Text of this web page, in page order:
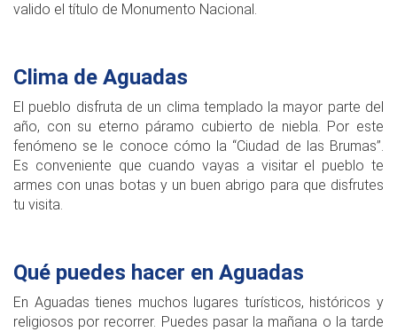
valido el título de Monumento Nacional.
Clima de Aguadas
El pueblo disfruta de un clima templado la mayor parte del
año, con su eterno páramo cubierto de niebla. Por este
fenómeno se le conoce cómo la “Ciudad de las Brumas’’.
Es conveniente que cuando vayas a visitar el pueblo te
armes con unas botas y un buen abrigo para que disfrutes
tu visita.
Qué puedes hacer en Aguadas
En Aguadas tienes muchos lugares turísticos, históricos y
religiosos por recorrer. Puedes pasar la mañana o la tarde